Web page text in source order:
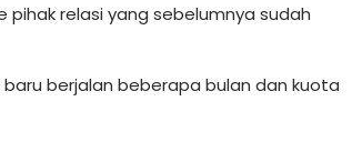
pihak relasi yang sebelumnya sudah
berjalan beberapa bulan dan kuota